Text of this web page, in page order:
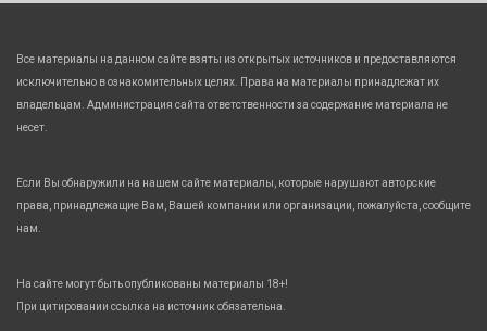
Все материалы на данном сайте взяты из открытых источников и предоставляются
исключительно в ознакомительных целях. Права на материалы принадлежат их
владельцам. Администрация сайта ответственности за содержание материала не
несет.
Если Вы обнаружили на нашем сайте материалы, которые нарушают авторские
права, принадлежащие Вам, Вашей компании или организации, пожалуйста, сообщите
нам.
На сайте могут быть опубликованы материалы 18+!
При цитировании ссылка на источник обязательна.